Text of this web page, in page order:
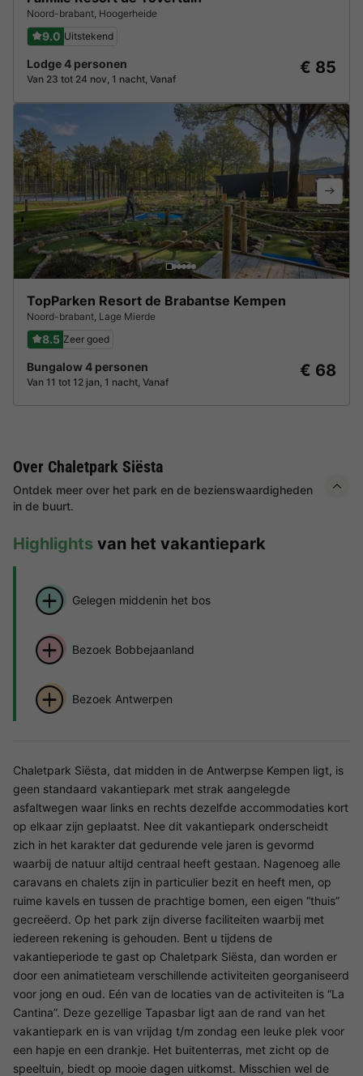
Noord-brabant Hoogerheide
9.0 Uitstekend
Lodge 4 personen
Van 23 tot 24 nov, 1 nacht, Vanaf
€ 85
TopParken Resort de Brabantse Kempen
Noord-brabant Lage Mierde
8.5 Zeer goed
Bungalow 4 personen
Van 11 tot 12 jan, 1 nacht, Vanaf
€ 68
Over Chaletpark Siësta
Ontdek meer over het park en de bezienswaardigheden
in de buurt.
Highlights van het vakantiepark
Gelegen middenin het bos
Bezoek Bobbejaanland
Bezoek Antwerpen
Chaletpark Siësta, dat midden in de Antwerpse Kempen ligt, is
geen standaard vakantiepark met strak aangelegde
asfaltwegen waar links en rechts dezelfde accommodaties kort
op elkaar zijn geplaatst. Nee dit vakantiepark onderscheidt
zich in het karakter dat gedurende vele jaren is gevormd
waarbij de natuur altijd centraal heeft gestaan. Nagenoeg alle
caravans en chalets zijn in particulier bezit en heeft men, op
ruime kavels en tussen de prachtige bomen, een eigen “thuis”
gecreëerd. Op het park zijn diverse faciliteiten waarbij met
iedereen rekening is gehouden. Bent u tijdens de
vakantieperiode te gast op Chaletpark Siësta, dan worden er
door een animatieteam verschillende activiteiten georganiseerd
voor jong en oud. Eén van de locaties van de activiteiten is “La
Cantina”. Deze gezellige Tapasbar ligt aan de rand van het
vakantiepark en is van vrijdag t/m zondag een leuke plek voor
een hapje en een drankje. Het buitenterras, met zicht op de
speeltuin, biedt op mooie dagen uitkomst. Misschien wel de